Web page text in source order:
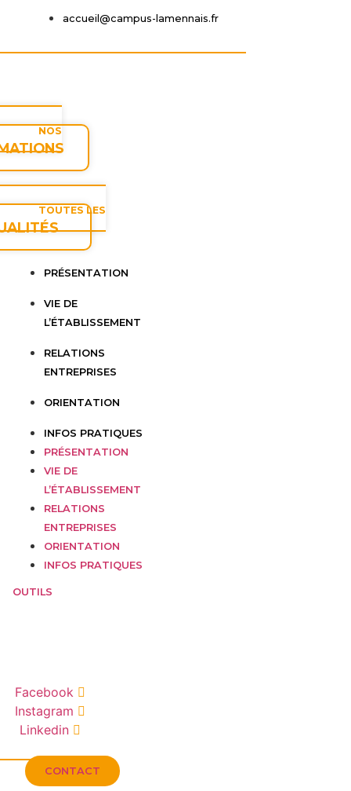
accueil@campus-lamennais.fr
NOS
TOUTES LES
PRÉSENTATION
VIE DE
L’ÉTABLISSEMENT
RELATIONS
ENTREPRISES
ORIENTATION
INFOS PRATIQUES
PRÉSENTATION
VIE DE
L’ÉTABLISSEMENT
RELATIONS
ENTREPRISES
ORIENTATION
INFOS PRATIQUES
OUTILS
Facebook
Instagram
Linkedin
CONTACT